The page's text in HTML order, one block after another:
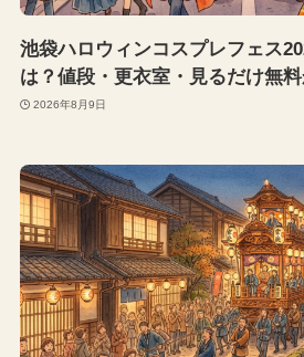
池袋ハロウィンコスプレフェス
は？値段・更衣室・見るだけ無
2026年8月9日